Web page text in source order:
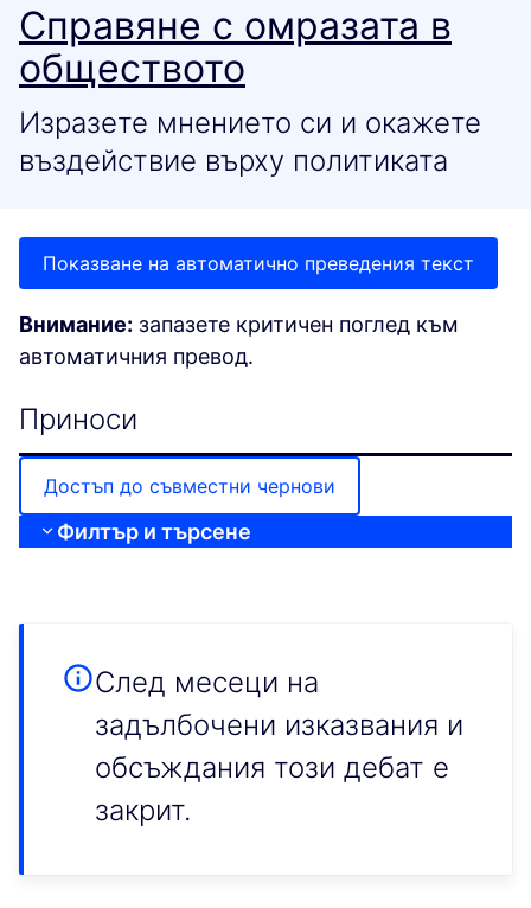
Справяне с омразата в
обществото
Изразете мнението си и окажете
въздействие върху политиката
Показване на автоматично преведения текст
Внимание: запазете критичен поглед към
автоматичния превод.
Приноси
Достъп до съвместни чернови
Филтър и търсене
След месеци на
задълбочени изказвания и
обсъждания този дебат е
закрит.